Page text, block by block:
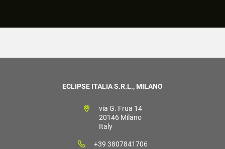
ECLIPSE ITALIA S.R.L., MILANO
via G. Frua 14
20146 Milano
Italy
+39 3807841706